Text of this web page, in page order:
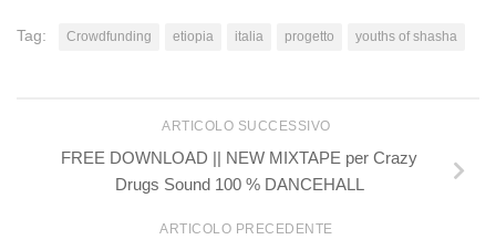
Tag: Crowdfunding etiopia italia progetto youths of shasha
ARTICOLO SUCCESSIVO
FREE DOWNLOAD || NEW MIXTAPE per Crazy
Drugs Sound 100 % DANCEHALL
ARTICOLO PRECEDENTE